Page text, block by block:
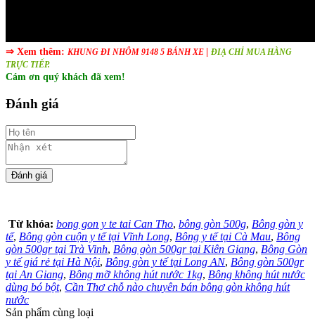
⇒ Xem thêm: KHUNG ĐI NHÔM 9148 ​ 5 BÁNH XE
ĐIẠ CHỈ MUA HÀNG
TRỰC TIẾP.
Cám ơn quý khách đã xem!
Đánh giá
Từ khóa: bong gon y te tai Can Tho, bông gòn 500g, Bông gòn y
tế, Bông gòn cuộn y tế tại Vĩnh Long, Bông y tế tại Cà Mau, Bông
gòn 500gr tại Trà Vinh, Bông gòn 500gr tại Kiên Giang, Bông Gòn
y tế giá rẻ tại Hà Nội, Bông gòn y tế tại Long AN, Bông gòn 500gr
tại An Giang, Bông mỡ không hút nước 1kg, Bông không hút nước
dùng bó bột, Cần Thơ chỗ nào chuyên bán bông gòn không hút
nước
Sản phẩm cùng loại